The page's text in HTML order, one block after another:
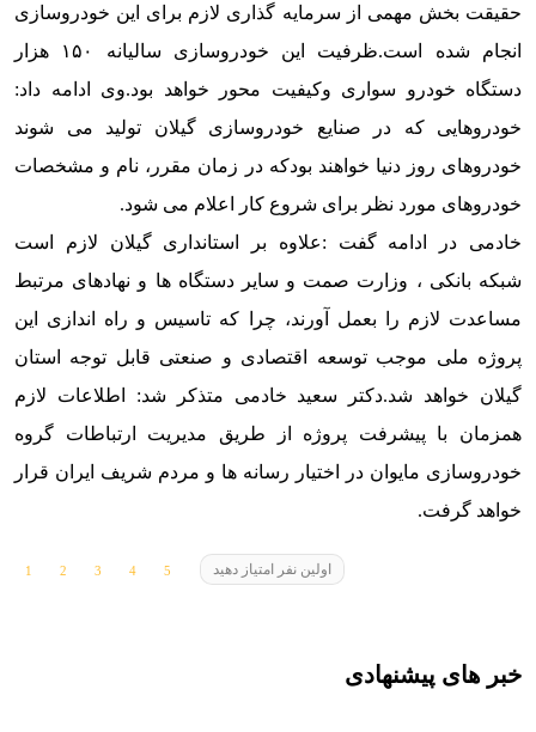
حقیقت بخش مهمی از سرمایه گذاری لازم برای این خودروسازی
انجام شده است.
ظرفیت این خودروسازی سالیانه ۱۵۰ هزار
دستگاه خودرو سواری وکیفیت محور خواهد بود.وی ادامه داد:
خودروهایی که در صنایع خودروسازی گیلان تولید می شوند
خودروهای روز دنیا خواهند بودکه در زمان مقرر، نام و مشخصات
خودروهای مورد نظر برای شروع کار اعلام می شود.
خادمی در ادامه گفت :علاوه بر استانداری گیلان لازم است
شبکه بانکی ، وزارت صمت و سایر دستگاه ها و نهادهای مرتبط
مساعدت لازم را بعمل آورند، چرا که تاسیس و راه اندازی این
پروژه ملی موجب توسعه اقتصادی و صنعتی قابل توجه استان
گیلان خواهد شد.دکتر سعید خادمی متذکر شد: اطلاعات لازم
همزمان با پیشرفت پروژه از طریق مدیریت ارتباطات گروه
خودروسازی مایوان در اختیار رسانه ها و مردم شریف ایران قرار
خواهد گرفت.
اولین نفر امتیاز دهید
خبر های پیشنهادی